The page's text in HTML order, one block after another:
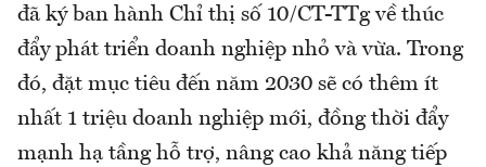
đã ký ban hành Chỉ thị số 10/CT-TTg về thúc
đẩy phát triển doanh nghiệp nhỏ và vừa. Trong
đó, đặt mục tiêu đến năm 2030 sẽ có thêm ít
nhất 1 triệu doanh nghiệp mới, đồng thời đẩy
mạnh hạ tầng hỗ trợ, nâng cao khả năng tiếp